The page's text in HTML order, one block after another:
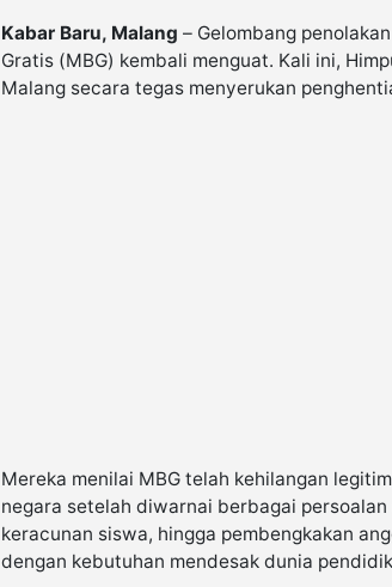
Kabar Baru, Malang – Gelombang
Gratis (MBG) kembali menguat. Kali ini,
Malang secara tegas menyerukan
Mereka menilai MBG telah kehilangan
negara setelah diwarnai berbagai
keracunan siswa, hingga pembengkakan
dengan kebutuhan mendesak dunia